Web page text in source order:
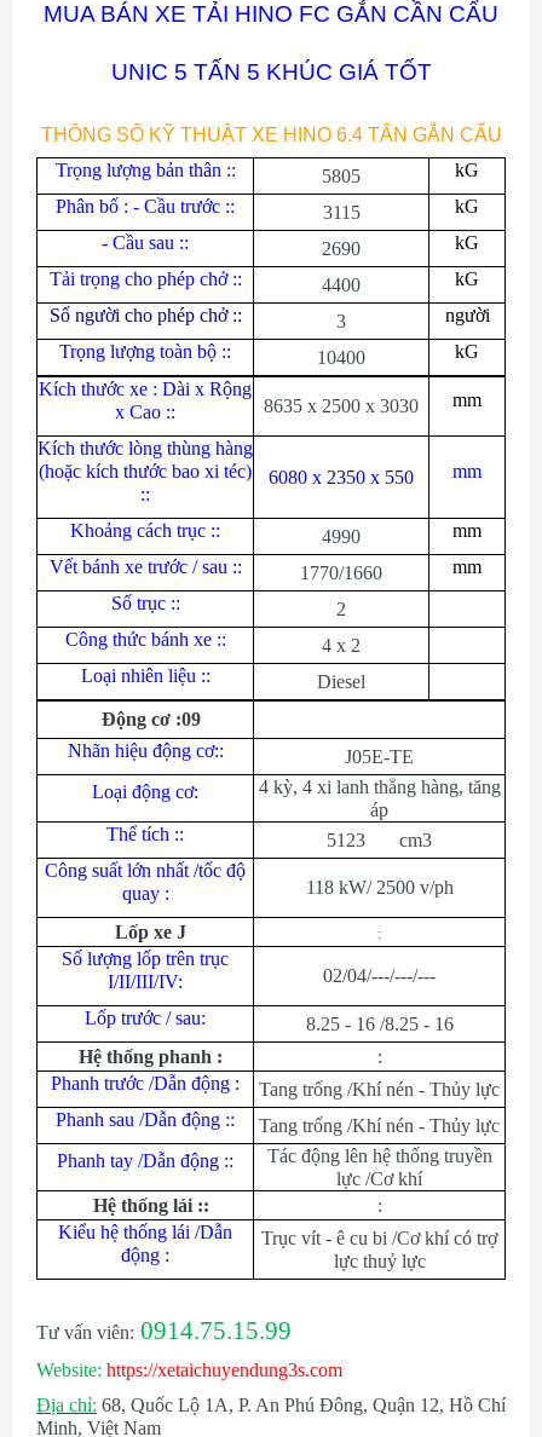
MUA BÁN XE TẢI HINO FC GẮN CẦN CẨU
UNIC 5 TẤN 5 KHÚC GIÁ TỐT
THÔNG SỐ KỸ THUẬT XE HINO 6.4 TẤN GẮN CẨU
Trọng lượng bản thân ::
5805
kG
Phân bố : - Cầu trước ::
3115
kG
- Cầu sau ::
2690
kG
Tải trọng cho phép chở ::
4400
kG
Số người cho phép chở ::
3
người
Trọng lượng toàn bộ ::
10400
kG
Kích thước xe : Dài x Rộng
x Cao ::
8635 x 2500 x 3030 mm
Kích thước lòng thùng hàng
(hoặc kích thước bao xi téc)
::
6080 x 2350 x 550 mm
Khoảng cách trục :: 4990
mm
Vết bánh xe trước / sau ::
1770/1660
mm
Số trục ::
2
Công thức bánh xe ::
4 x 2
Loại nhiên liệu ::
Diesel
Động cơ :09
Nhãn hiệu động cơ::
J05E-TE
Loại động cơ:
4 kỳ, 4 xi lanh thẳng hàng, tăng
áp
Thể tích ::
5123 cm3
Công suất lớn nhất /tốc độ
quay :
118 kW/ 2500 v/ph
Lốp xe J :
Số lượng lốp trên trục
I/II/III/IV:
02/04/---/---/---
Lốp trước / sau:
8.25 - 16 /8.25 - 16
Hệ thống phanh :
:
Phanh trước /Dẫn động :
Tang trống /Khí nén - Thủy lực
Phanh sau /Dẫn động ::
Tang trống /Khí nén - Thủy lực
Phanh tay /Dẫn động ::
Tác động lên hệ thống truyền
lực /Cơ khí
Hệ thống lái ::
:
Kiểu hệ thống lái /Dẫn
động :
Trục vít - ê cu bi /Cơ khí có trợ
lực thuỷ lực
Tư vấn viên: 0914.75.15.99
Website: https://xetaichuyendung3s.com
Địa chỉ: 68, Quốc Lộ 1A, P. An Phú Đông, Quận 12, Hồ Chí
Minh, Việt Nam